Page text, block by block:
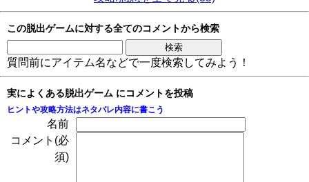
この脱出ゲームに対する全てのコメントから検索
質問前にアイテム名などで一度検索してみよう！
実によくある脱出ゲーム にコメントを投稿
ヒントや攻略方法はネタバレ内容に書こう
名前
コメント(必
須)